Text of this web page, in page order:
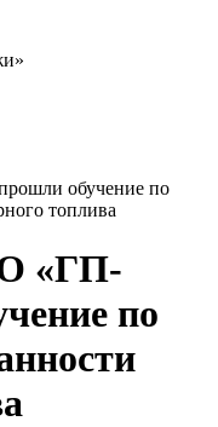
обучение по
топлива
«ГП-
по